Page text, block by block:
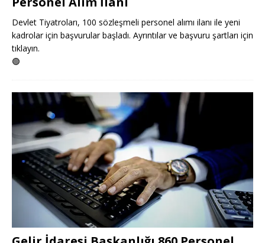
Devlet Tiyatroları, 100 sözleşmeli personel alımı ilanı ile yeni
kadrolar için başvurular başladı. Ayrıntılar ve başvuru şartları için
tıklayın.
🟢